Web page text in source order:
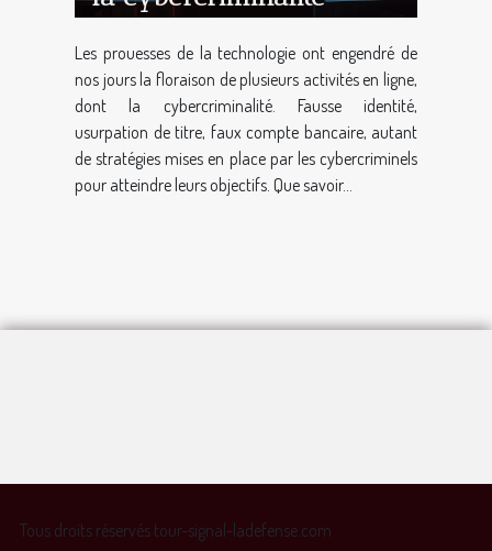
Les prouesses de la technologie ont engendré de
nos jours la floraison de plusieurs activités en ligne,
dont la cybercriminalité. Fausse identité,
usurpation de titre, faux compte bancaire, autant
de stratégies mises en place par les cybercriminels
pour atteindre leurs objectifs. Que savoir...
Tous droits réservés tour-signal-ladefense.com